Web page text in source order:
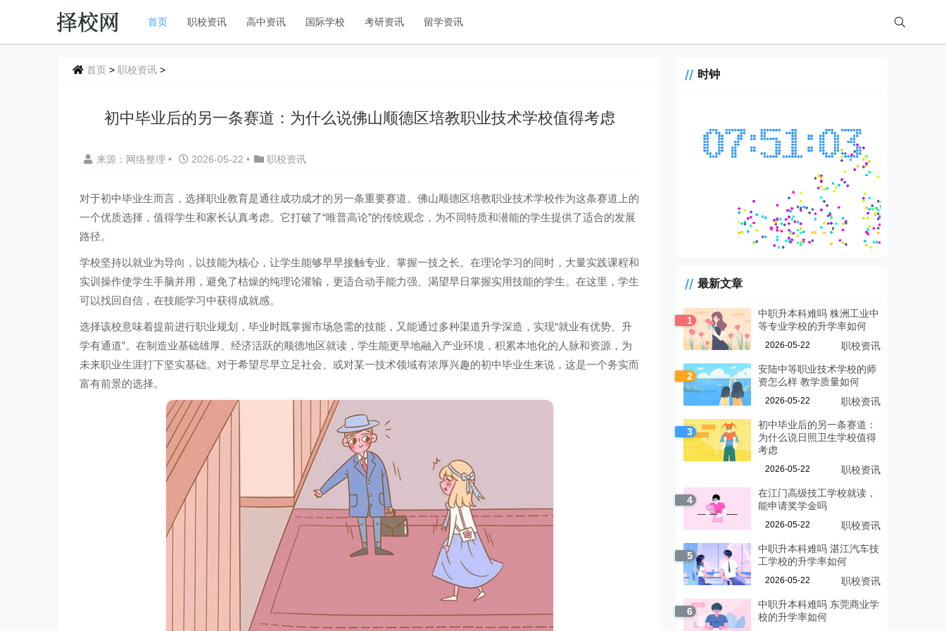
首页 职校资讯 高中资讯 国际学校 考研资讯 留学资讯
首页 > 职校资讯 >
初中毕业后的另一条赛道：为什么说佛山顺德区培教职业技术学校值得考虑
来源：网络整理 • 2026-05-22 • 职校资讯
对于初中毕业生而言，选择职业教育是通往成功成才的另一条重要赛道。佛山顺德区培教职业技术学校作为这条赛道上的
一个优质选择，值得学生和家长认真考虑。它打破了“唯普高论”的传统观念，为不同特质和潜能的学生提供了适合的发展
路径。
学校坚持以就业为导向，以技能为核心，让学生能够早早接触专业、掌握一技之长。在理论学习的同时，大量实践课程和
实训操作使学生手脑并用，避免了枯燥的纯理论灌输，更适合动手能力强、渴望早日掌握实用技能的学生。在这里，学生
可以找回自信，在技能学习中获得成就感。
选择该校意味着提前进行职业规划，毕业时既掌握市场急需的技能，又能通过多种渠道升学深造，实现“就业有优势、升
学有通道”。在制造业基础雄厚、经济活跃的顺德地区就读，学生能更早地融入产业环境，积累本地化的人脉和资源，为
未来职业生涯打下坚实基础。对于希望尽早立足社会、或对某一技术领域有浓厚兴趣的初中毕业生来说，这是一个务实而
富有前景的选择。
时钟
最新文章
1
中职升本科难吗 株洲工业中
等专业学校的升学率如何
2026-05-22 职校资讯
2
安陆中等职业技术学校的师
资怎么样 教学质量如何
2026-05-22 职校资讯
3
初中毕业后的另一条赛道：
为什么说日照卫生学校值得
考虑
2026-05-22 职校资讯
4
在江门高级技工学校就读，
能申请奖学金吗
2026-05-22 职校资讯
5
中职升本科难吗 湛江汽车技
工学校的升学率如何
2026-05-22 职校资讯
6
中职升本科难吗 东莞商业学
校的升学率如何